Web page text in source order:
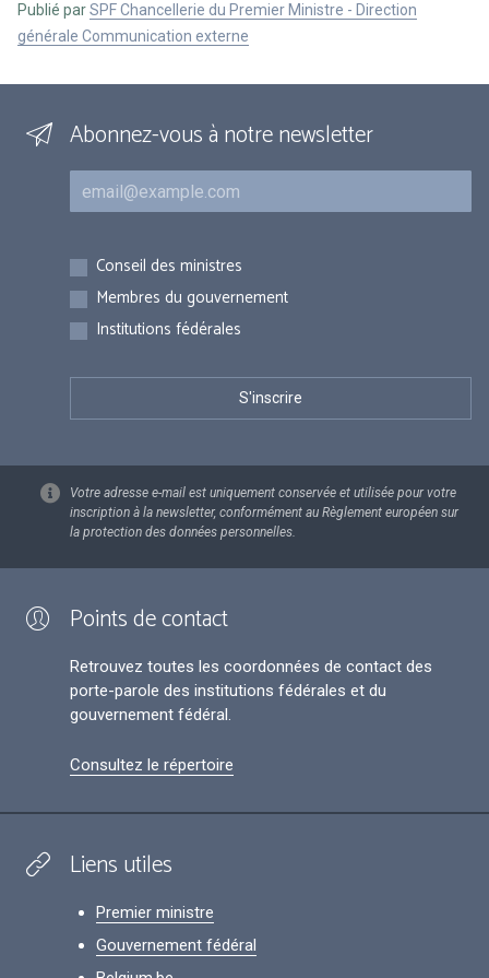
Publié parSPF Chancellerie du Premier Ministre - Direction
générale Communication externe
Abonnez-vous à notre newsletter
Courriel
Inscriptions
Conseil des ministres
Membres du gouvernement
Institutions fédérales
Votre adresse e-mail est uniquement conservée et utilisée pour votre
inscription à la newsletter, conformément au Règlement européen sur
la protection des données personnelles.
Points de contact
Retrouvez toutes les coordonnées de contact des
porte-parole des institutions fédérales et du
gouvernement fédéral.
Consultez le répertoire
Liens utiles
Premier ministre
Gouvernement fédéral